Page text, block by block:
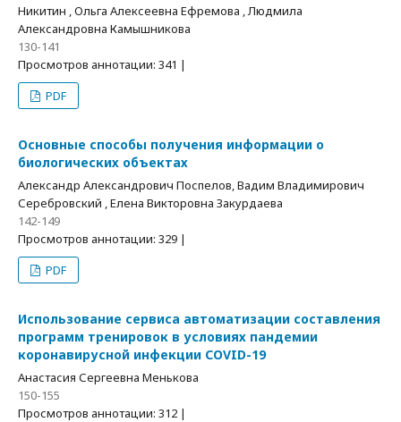
Никитин , Ольга Алексеевна Ефремова , Людмила
Александровна Камышникова
130-141
Просмотров аннотации: 341 |
PDF
Основные способы получения информации о
биологических объектах
Александр Александрович Поспелов, Вадим Владимирович
Серебровский , Елена Викторовна Закурдаева
142-149
Просмотров аннотации: 329 |
PDF
Использование сервиса автоматизации составления
программ тренировок в условиях пандемии
коронавирусной инфекции COVID-19
Анастасия Сергеевна Менькова
150-155
Просмотров аннотации: 312 |